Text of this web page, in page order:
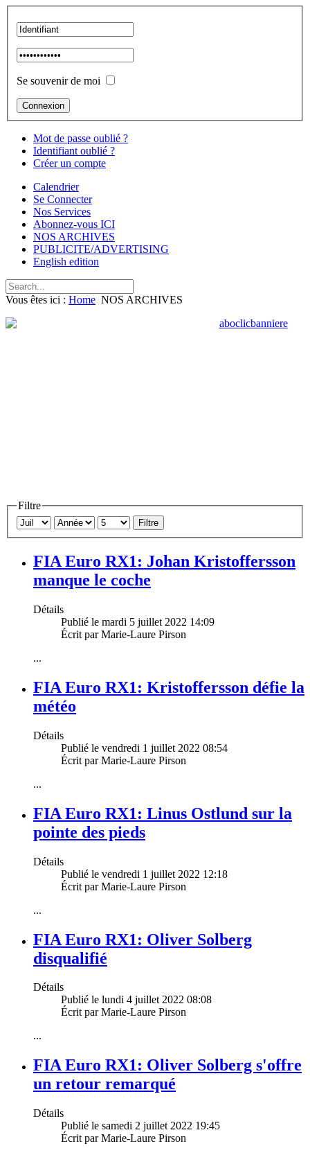
Se souvenir de moi
Mot de passe oublié ?
Identifiant oublié ?
Créer un compte
Calendrier
Se Connecter
Nos Services
Abonnez-vous ICI
NOS ARCHIVES
PUBLICITE/ADVERTISING
English edition
Vous êtes ici : Home NOS ARCHIVES
Filtre
Filtre
FIA Euro RX1: Johan Kristoffersson
manque le coche
Détails
Publié le mardi 5 juillet 2022 14:09
Écrit par Marie-Laure Pirson
...
FIA Euro RX1: Kristoffersson défie la
météo
Détails
Publié le vendredi 1 juillet 2022 08:54
Écrit par Marie-Laure Pirson
...
FIA Euro RX1: Linus Ostlund sur la
pointe des pieds
Détails
Publié le vendredi 1 juillet 2022 12:18
Écrit par Marie-Laure Pirson
...
FIA Euro RX1: Oliver Solberg
disqualifié
Détails
Publié le lundi 4 juillet 2022 08:08
Écrit par Marie-Laure Pirson
...
FIA Euro RX1: Oliver Solberg s'offre
un retour remarqué
Détails
Publié le samedi 2 juillet 2022 19:45
Écrit par Marie-Laure Pirson